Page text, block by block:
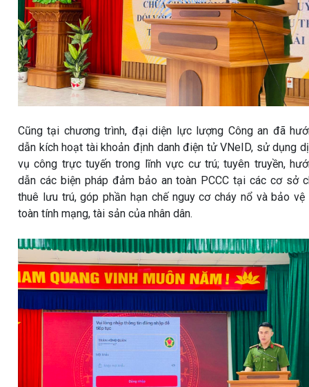
Cũng tại chương trình, đại diện lực lượng Công an đã
dẫn kích hoạt tài khoản định danh điện tử VNeID, sử dụng
vụ công trực tuyến trong lĩnh vực cư trú; tuyên truyền,
dẫn các biện pháp đảm bảo an toàn PCCC tại các cơ sở
thuê lưu trú, góp phần hạn chế nguy cơ cháy nổ và bảo vệ
toàn tính mạng, tài sản của nhân dân.